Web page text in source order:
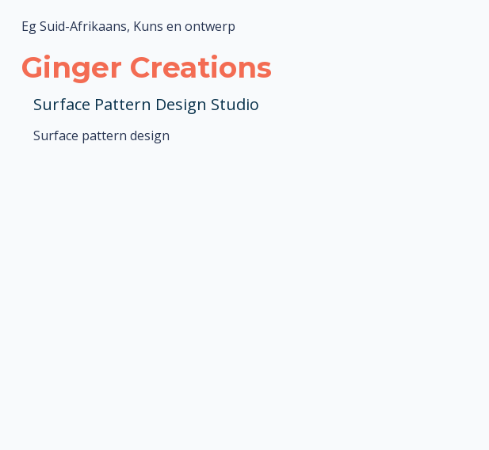
Eg Suid-Afrikaans, Kuns en ontwerp
Ginger Creations
Surface Pattern Design Studio
Surface pattern design